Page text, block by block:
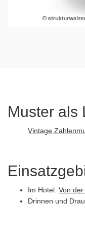
Muster als
Vintage
Im Hotel: Von
Drinnen und